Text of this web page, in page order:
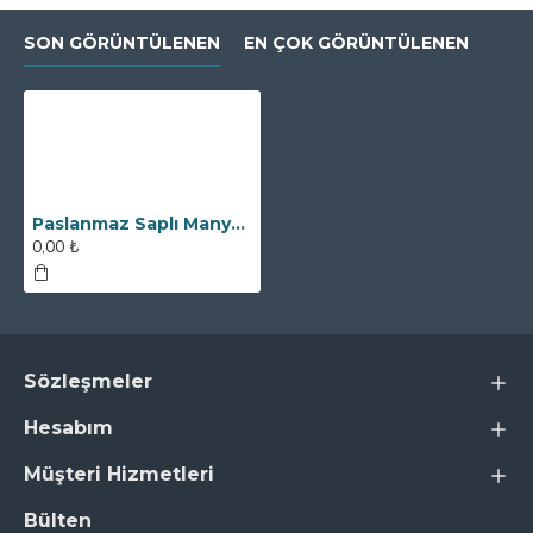
SON GÖRÜNTÜLENEN EN ÇOK GÖRÜNTÜLENEN
Paslanmaz Saplı Manyetik Bar Mıknatıs - 25x200 mm - 12500 Gauss
0,00 ₺
Sözleşmeler
Hesabım
Müşteri Hizmetleri
Bülten